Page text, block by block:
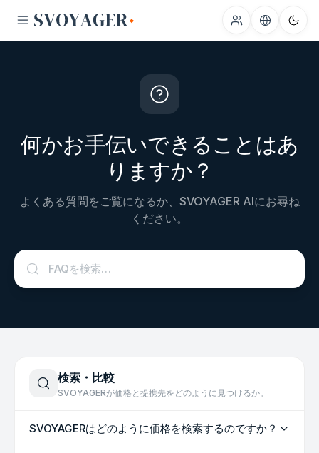
何かお手伝いできることはあ
りますか？
よくある質問をご覧になるか、SVOYAGER AIにお尋ね
ください。
検索・比較
SVOYAGERが価格と提携先をどのように見つけるか。
SVOYAGERはどのように価格を検索するのですか？